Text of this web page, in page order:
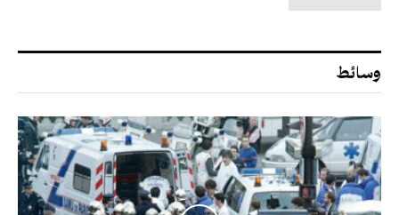
وسائط